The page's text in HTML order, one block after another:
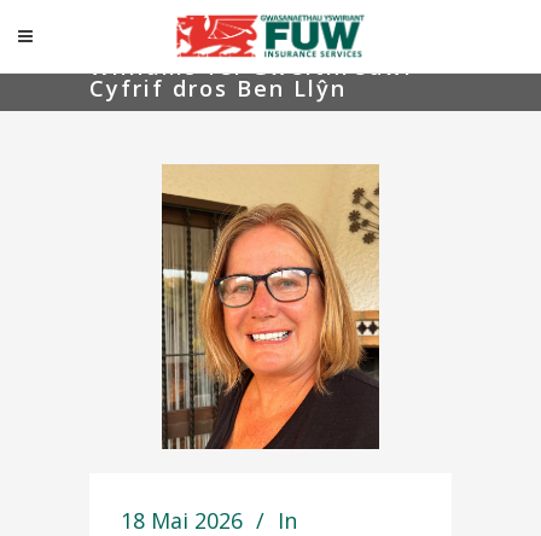
Gwasanaethau Yswiriant
FUW yn croesawu Amanda
Williams fel Gweithredwr
Cyfrif dros Ben Llŷn
18 Mai 2026
In